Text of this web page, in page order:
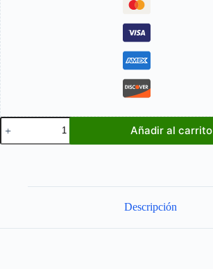
The
Last
Of
Añadir al carrito
Descripción